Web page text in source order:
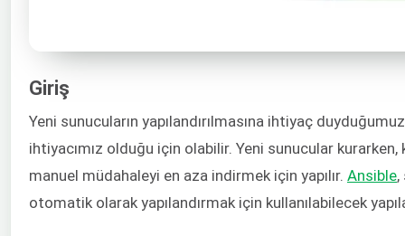
Giriş
Yeni sunucuların yapılandırılmasına ihtiyaç
ihtiyacımız olduğu için olabilir. Yeni sunucular kurarken,
manuel müdahaleyi en aza indirmek için yapılır. Ansible,
otomatik olarak yapılandırmak için kullanılabilecek